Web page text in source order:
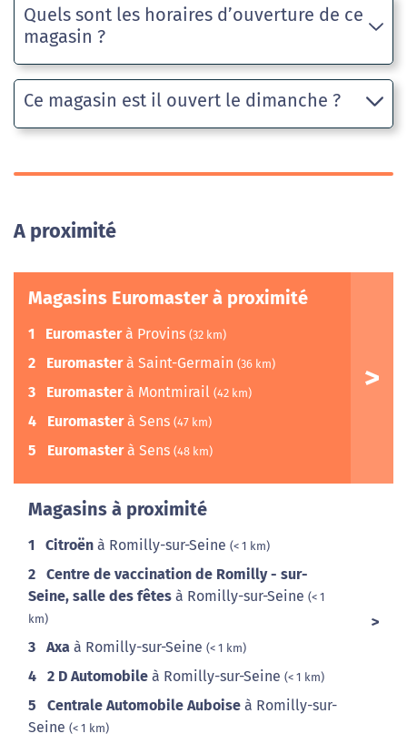
Quels sont les horaires d’ouverture de ce
magasin ?
Ce magasin est il ouvert le dimanche ?
A proximité
Magasins Euromaster à proximité
1 Euromasterà Provins (32 km)
2 Euromasterà Saint-Germain (36 km)
3 Euromasterà Montmirail (42 km)
4 Euromasterà Sens (47 km)
5 Euromasterà Sens (48 km)
Magasins à proximité
1 Citroën à Romilly-sur-Seine (< 1 km)
2
Centre de vaccination de Romilly - sur-
Seine, salle des fêtes à Romilly-sur-Seine (< 1
km)
3 Axa à Romilly-sur-Seine (< 1 km)
4 2 D Automobile à Romilly-sur-Seine (< 1 km)
5 Centrale Automobile Auboise à Romilly-sur-
Seine (< 1 km)